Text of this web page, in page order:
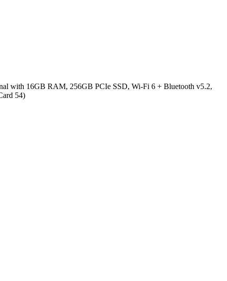
with 16GB RAM, 256GB PCIe SSD, Wi-Fi 6 + Bluetooth v5.2,
54)